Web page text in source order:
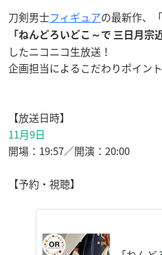
刀剣男士フィギュアの最新作、「
「ねんどろいどこ～で 三日月宗
したニコニコ生放送！
企画担当によるこだわりポイン
【放送日時】
11月9日
開場：19:57／開演：20:00
【予約・視聴】